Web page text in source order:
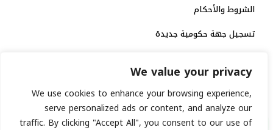
We value your privacy
We use cookies to enhance your browsing experience,
serve personalized ads or content, and analyze our
traffic. By clicking "Accept All", you consent to our use of
الشروط والأحكام
تسجيل جهة حكومية جديدة
منصة إخبارية مرخصة
انشر خبرك